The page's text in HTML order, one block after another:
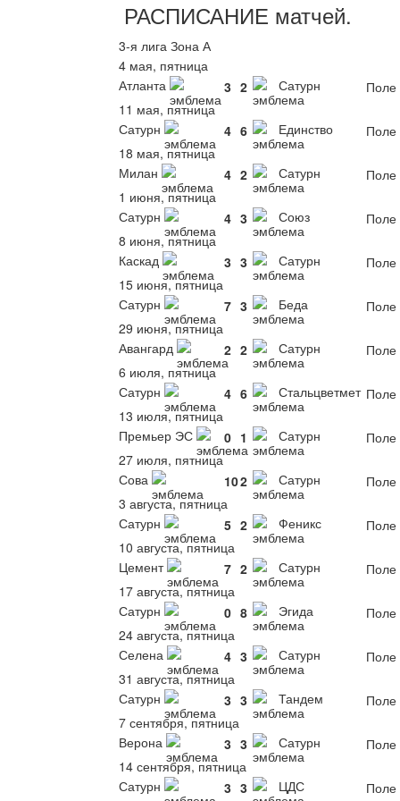
РАСПИСАНИЕ матчей.
3-я лига Зона А
4 мая, пятница
Атланта
3 2 Сатурн
Поле
11 мая, пятница
Сатурн
4 6 Единство
Поле
18 мая, пятница
Милан
4 2 Сатурн
Поле
1 июня, пятница
Сатурн
4 3 Союз
Поле
8 июня, пятница
Каскад
3 3 Сатурн
Поле
15 июня, пятница
Сатурн
7 3 Беда
Поле
29 июня, пятница
Авангард
2 2 Сатурн
Поле
6 июля, пятница
Сатурн
4 6 Стальцветмет Поле
13 июля, пятница
Премьер ЭС
0 1 Сатурн
Поле
27 июля, пятница
Сова
102 Сатурн
Поле
3 августа, пятница
Сатурн
5 2 Феникс
Поле
10 августа, пятница
Цемент
7 2 Сатурн
Поле
17 августа, пятница
Сатурн
0 8 Эгида
Поле
24 августа, пятница
Селена
4 3 Сатурн
Поле
31 августа, пятница
Сатурн
3 3 Тандем
Поле
7 сентября, пятница
Верона
3 3 Сатурн
Поле
14 сентября, пятница
Сатурн
3 3 ЦДС Поле